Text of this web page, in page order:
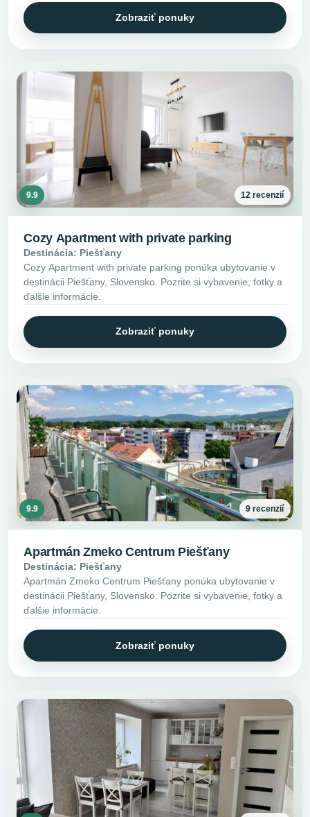
Zobraziť ponuky
9.9 12 recenzií
Cozy Apartment with private parking
Destinácia: Piešťany
Cozy Apartment with private parking ponúka ubytovanie v
destinácii Piešťany, Slovensko. Pozrite si vybavenie, fotky a
ďalšie informácie.
Zobraziť ponuky
9.9 9 recenzií
Apartmán Zmeko Centrum Piešťany
Destinácia: Piešťany
Apartmán Zmeko Centrum Piešťany ponúka ubytovanie v
destinácii Piešťany, Slovensko. Pozrite si vybavenie, fotky a
ďalšie informácie.
Zobraziť ponuky